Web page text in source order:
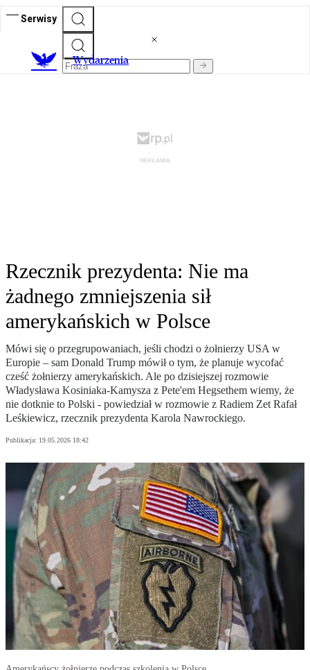
Serwisy
Wydarzenia
Rzecznik prezydenta: Nie ma
żadnego zmniejszenia sił
amerykańskich w Polsce
Mówi się o przegrupowaniach, jeśli chodzi o żołnierzy USA w
Europie – sam Donald Trump mówił o tym, że planuje wycofać
cześć żołnierzy amerykańskich. Ale po dzisiejszej rozmowie
Władysława Kosiniaka-Kamysza z Pete'em Hegsethem wiemy, że
nie dotknie to Polski - powiedział w rozmowie z Radiem Zet Rafał
Leśkiewicz, rzecznik prezydenta Karola Nawrockiego.
Publikacja: 19.05.2026 18:42